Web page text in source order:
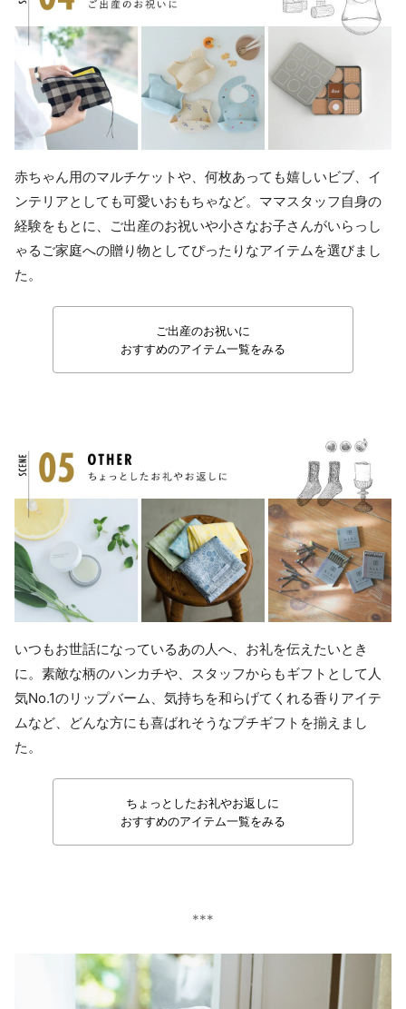
赤ちゃん用のマルチケットや、何枚あっても嬉しいビブ、イ
ンテリアとしても可愛いおもちゃなど。ママスタッフ自身の
経験をもとに、ご出産のお祝いや小さなお子さんがいらっし
ゃるご家庭への贈り物としてぴったりなアイテムを選びまし
た。
ご出産のお祝いに
おすすめのアイテム一覧をみる
いつもお世話になっているあの人へ、お礼を伝えたいとき
に。素敵な柄のハンカチや、スタッフからもギフトとして人
気No.1のリップバーム、気持ちを和らげてくれる香りアイテ
ムなど、どんな方にも喜ばれそうなプチギフトを揃えまし
た。
ちょっとしたお礼やお返しに
おすすめのアイテム一覧をみる
***